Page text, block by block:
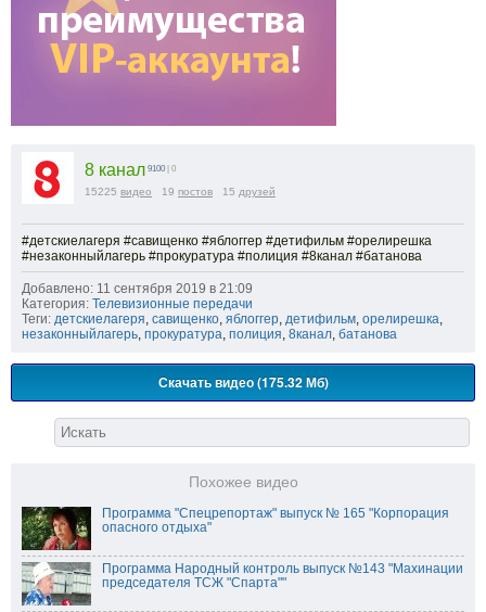
8 канал 9100 | 0
15225 видео 19 постов 15 друзей
#детскиелагеря #савищенко #яблоггер #детифильм #орелирешка
#незаконныйлагерь #прокуратура #полиция #8канал #батанова
Добавлено: 11 сентября 2019 в 21:09
Категория: Телевизионные передачи
Теги: детскиелагеря, савищенко, яблоггер, детифильм, орелирешка,
незаконныйлагерь, прокуратура, полиция, 8канал, батанова
Скачать видео (175.32 Мб)
Похожее видео
Программа "Спецрепортаж" выпуск № 165 "Корпорация
опасного отдыха"
Программа Народный контроль выпуск №143 "Махинации
председателя ТСЖ "Спарта""